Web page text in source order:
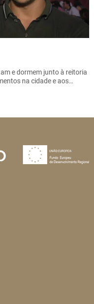
e dormem junto à reitoria
na cidade e aos…